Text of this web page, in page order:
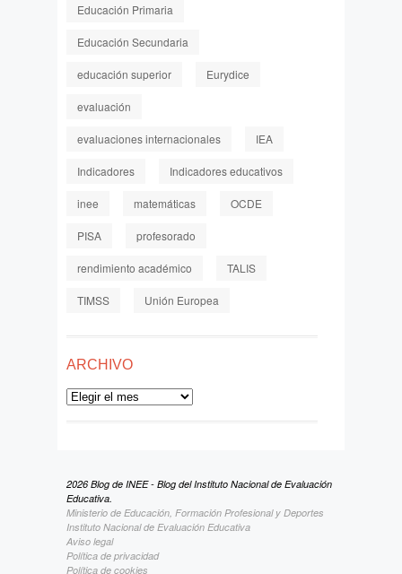
Educación Primaria
Educación Secundaria
educación superior Eurydice
evaluación
evaluaciones internacionales IEA
Indicadores Indicadores educativos
inee matemáticas OCDE
PISA profesorado
rendimiento académico TALIS
TIMSS Unión Europea
ARCHIVO
Archivo
2026 Blog de INEE - Blog del Instituto Nacional de Evaluación
Educativa.
Ministerio de Educación, Formación Profesional y Deportes
Instituto Nacional de Evaluación Educativa
Aviso legal
Política de privacidad
Política de cookies